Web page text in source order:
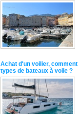
Achat d'un voilier,
types de bateaux à voile ?